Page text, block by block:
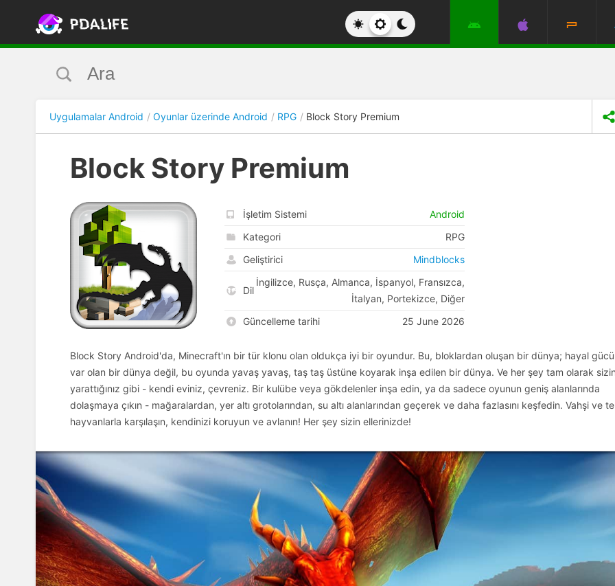
Uygulamalar Android Oyunlar üzerinde Android RPG Block Story Premium
Block Story Premium
İşletim Sistemi
Android
Kategori
RPG
Geliştirici
Mindblocks
Dil
İngilizce, Rusça, Almanca, İspanyol, Fransızca,
İtalyan, Portekizce, Diğer
Güncelleme tarihi
25 June 2026
Block Story Android'da, Minecraft'ın bir tür klonu olan oldukça iyi bir oyundur. Bu, bloklardan oluşan bir dünya; hayal
var olan bir dünya değil, bu oyunda yavaş yavaş, taş taş üstüne koyarak inşa edilen bir dünya. Ve her şey tam olarak
yarattığınız gibi - kendi eviniz, çevreniz. Bir kulübe veya gökdelenler inşa edin, ya da sadece oyunun geniş alanlarında
dolaşmaya çıkın - mağaralardan, yer altı grotolarından, su altı alanlarından geçerek ve daha fazlasını keşfedin. Vahşi ve
hayvanlarla karşılaşın, kendinizi koruyun ve avlanın! Her şey sizin ellerinizde!